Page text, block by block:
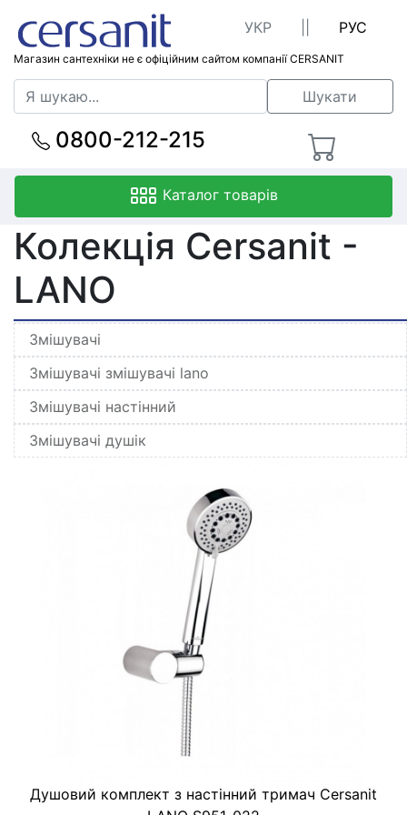
Магазин сантехніки не є офіційним сайтом компанії CERSANIT
УКР РУС
Шукати
0800-212-215
Каталог товарів
Колекція Cersanit -
LANO
Змішувачі
Змішувачі змішувачі lano
Змішувачі настінний
Змішувачі душік
Душовий комплект з настінний тримач Cersanit